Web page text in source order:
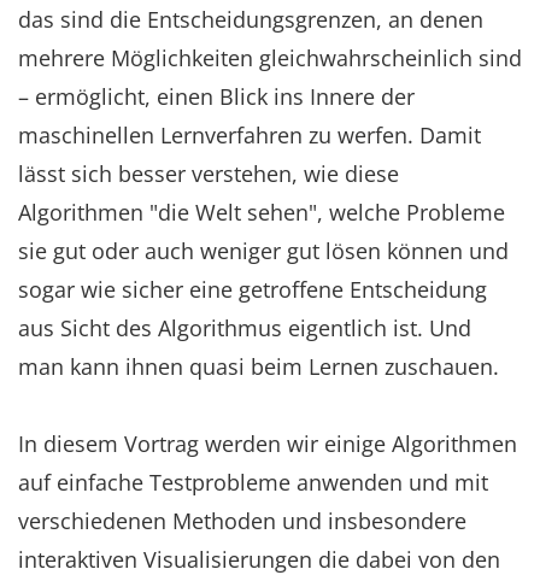
das sind die Entscheidungsgrenzen, an denen
mehrere Möglichkeiten gleichwahrscheinlich sind
– ermöglicht, einen Blick ins Innere der
maschinellen Lernverfahren zu werfen. Damit
lässt sich besser verstehen, wie diese
Algorithmen "die Welt sehen", welche Probleme
sie gut oder auch weniger gut lösen können und
sogar wie sicher eine getroffene Entscheidung
aus Sicht des Algorithmus eigentlich ist. Und
man kann ihnen quasi beim Lernen zuschauen.
In diesem Vortrag werden wir einige Algorithmen
auf einfache Testprobleme anwenden und mit
verschiedenen Methoden und insbesondere
interaktiven Visualisierungen die dabei von den